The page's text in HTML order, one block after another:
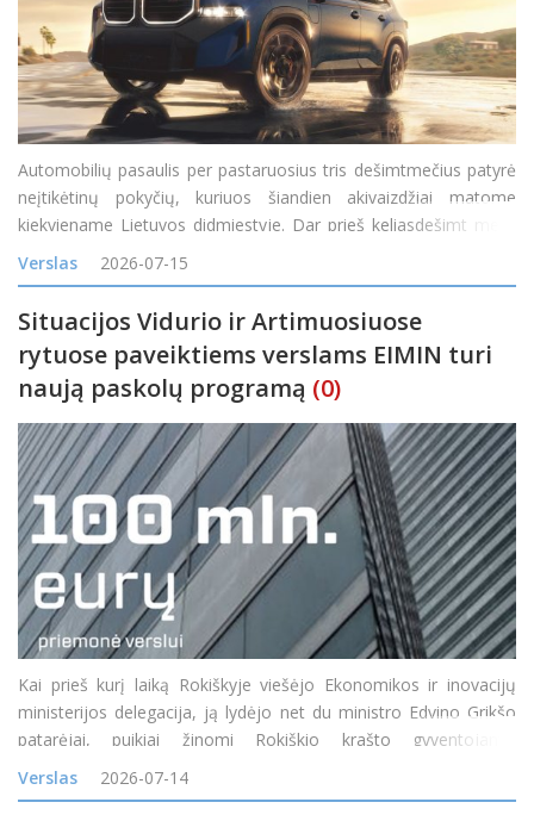
Automobilių pasaulis per pastaruosius tris dešimtmečius patyrė
neįtikėtinų pokyčių, kuriuos šiandien akivaizdžiai matome
kiekviename Lietuvos didmiestyje. Dar prieš keliasdešimt metų
visureigis buvo suprantamas kaip specifinė transporto priemonė,
skirta miškų takam
Verslas 2026-07-15
Situacijos Vidurio ir Artimuosiuose
rytuose paveiktiems verslams EIMIN turi
naują paskolų programą (0)
Kai prieš kurį laiką Rokiškyje viešėjo Ekonomikos ir inovacijų
ministerijos delegacija, ją lydėjo net du ministro Edvino Grikšo
patarėjai, puikiai žinomi Rokiškio krašto gyventojams:
Mindaugas Petkevičius ir Jonas Jarutis. Susitikime su verslo
bendruomene vi
Verslas 2026-07-14